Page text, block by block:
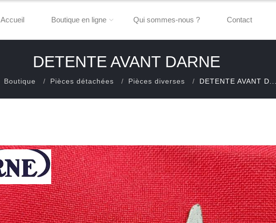
Accueil Boutique en ligne Qui sommes-nous ? Contact
DETENTE AVANT DARNE
Boutique Pièces détachées Pièces diverses DETENTE AVANT D...